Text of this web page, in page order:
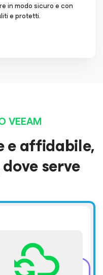
in modo sicuro e con
e protetti.
VEEAM
e affidabile,
serve